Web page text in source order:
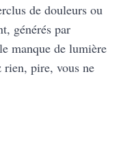
de douleurs ou
générés par
manque de lumière
rien, pire, vous ne